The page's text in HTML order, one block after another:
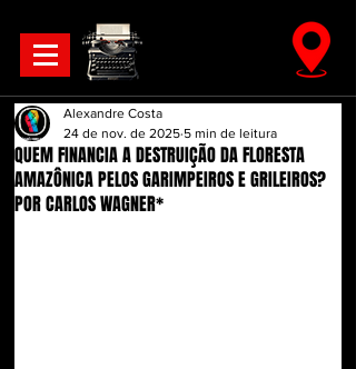
QUEM FINANCIA A DESTRUIÇÃO DA FLORESTA
AMAZÔNICA PELOS GARIMPEIROS E GRILEIROS?
POR CARLOS WAGNER*
Alexandre Costa
24 de nov. de 2025 5 min de leitura